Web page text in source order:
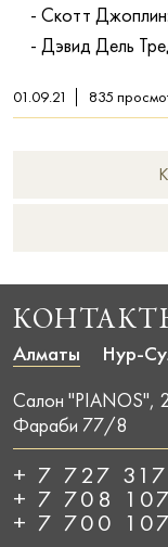
Скотт
Дэвид Дель
01.09.21 835
Алматы Нур-
Салон "PIANOS",
Фараби 77/8
+ 7 727
+ 7 708
+ 7 700